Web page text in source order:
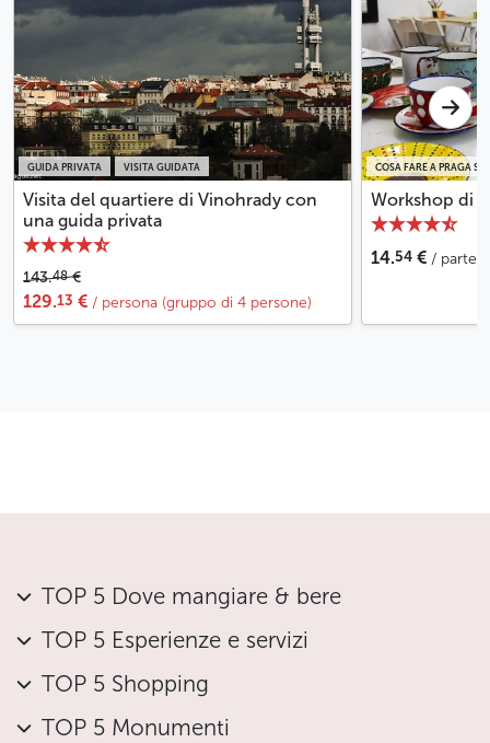
GUIDA PRIVATA VISITA GUIDATA
Visita del quartiere di Vinohrady con
una guida privata
143.48€
129.13 € / persona (gruppo di 4 persone)
COSA FARE A PRAGA
Workshop di
14.54 € / parte
TOP 5 Dove mangiare & bere
TOP 5 Esperienze e servizi
TOP 5 Shopping
TOP 5 Monumenti